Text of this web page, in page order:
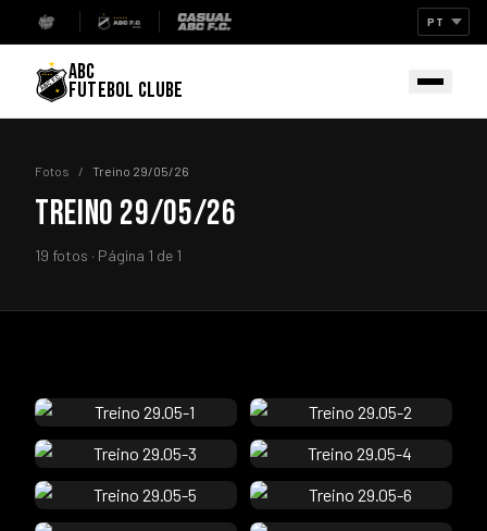
ABC
FUTEBOL CLUBE
Fotos / Treino 29/05/26
TREINO 29/05/26
19 fotos · Página 1 de 1